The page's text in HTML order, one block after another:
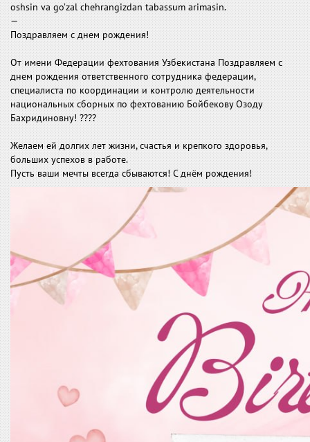
oshsin va go’zal chehrangizdan tabassum arimasin.
—
Поздравляем с днем ​​рождения!
От имени Федерации фехтования Узбекистана Поздравляем с
днем ​​рождения ответственного сотрудника федерации,
специалиста по координации и контролю деятельности
национальных сборных по фехтованию Бойбекову Озоду
Бахридиновну! ????
Желаем ей долгих лет жизни, счастья и крепкого здоровья,
больших успехов в работе.
Пусть ваши мечты всегда сбываются! С днём ​​рождения!